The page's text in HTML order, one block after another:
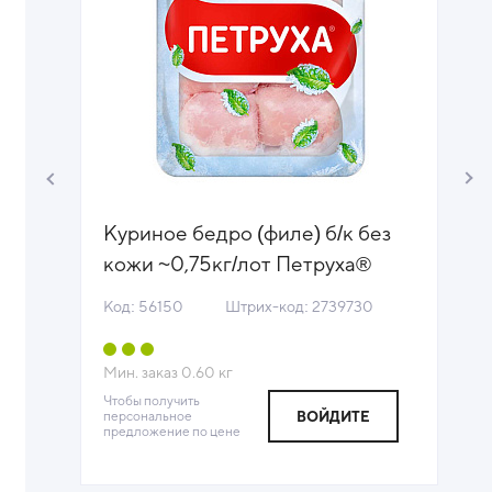
Куриное бедро (филе) б/к без
кожи ~0,75кг/лот Петруха®
Код: 56150 Штрих-код: 2739730
Мин. заказ 0.60 кг
Чтобы получить
персональное
предложение по цене
ВОЙДИТЕ